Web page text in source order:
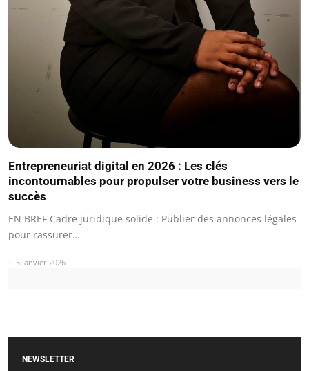
Entrepreneuriat digital en 2026 : Les clés
incontournables pour propulser votre business vers le
succès
EN BREF Cadre juridique solide : Publier des annonces légales
pour rassurer…
5 janvier 2026
NEWSLETTER